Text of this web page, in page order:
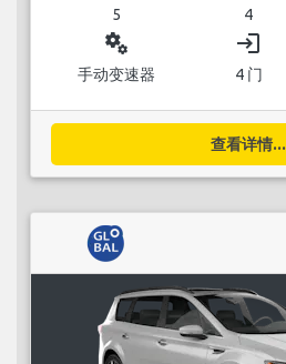
5 4
miscellaneous_services
手动变速器
login
4 门
查看详情...